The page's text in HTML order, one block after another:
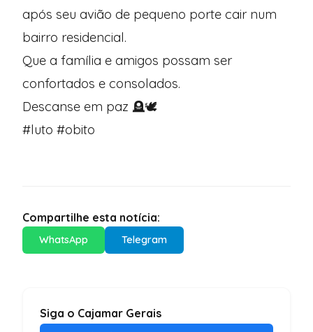
após seu avião de pequeno porte cair num
bairro residencial.
Que a família e amigos possam ser
confortados e consolados.
Descanse em paz 🪦🕊️
#luto #obito
Compartilhe esta notícia:
WhatsApp Telegram
Siga o Cajamar Gerais